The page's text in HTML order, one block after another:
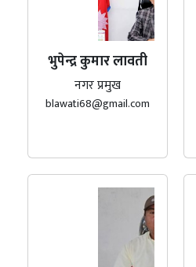
भुपेन्द्र कुमार लावती
नगर प्रमुख
blawati68@gmail.com